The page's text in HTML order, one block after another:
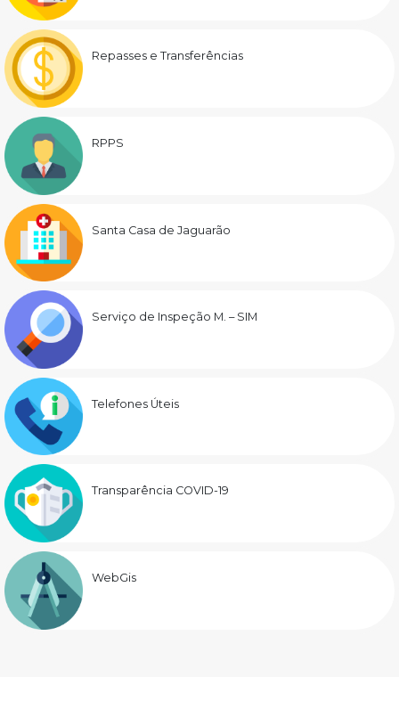
Repasses e Transferências
RPPS
Santa Casa de Jaguarão
Serviço de Inspeção M. – SIM
Telefones Úteis
Transparência COVID-19
WebGis